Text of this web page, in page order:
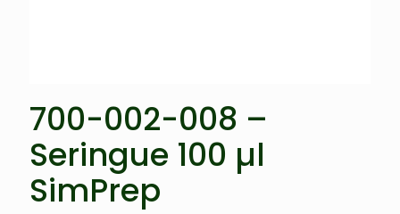
700-002-008 –
Seringue 100 µl
SimPrep